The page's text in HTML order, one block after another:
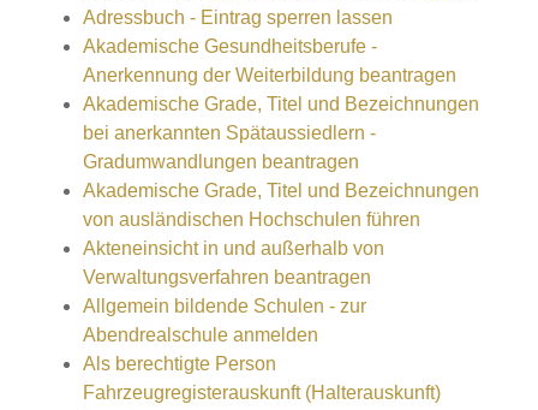
Adressbuch - Eintrag sperren lassen
Akademische Gesundheitsberufe -
Anerkennung der Weiterbildung beantragen
Akademische Grade, Titel und Bezeichnungen
bei anerkannten Spätaussiedlern -
Gradumwandlungen beantragen
Akademische Grade, Titel und Bezeichnungen
von ausländischen Hochschulen führen
Akteneinsicht in und außerhalb von
Verwaltungsverfahren beantragen
Allgemein bildende Schulen - zur
Abendrealschule anmelden
Als berechtigte Person
Fahrzeugregisterauskunft (Halterauskunft)